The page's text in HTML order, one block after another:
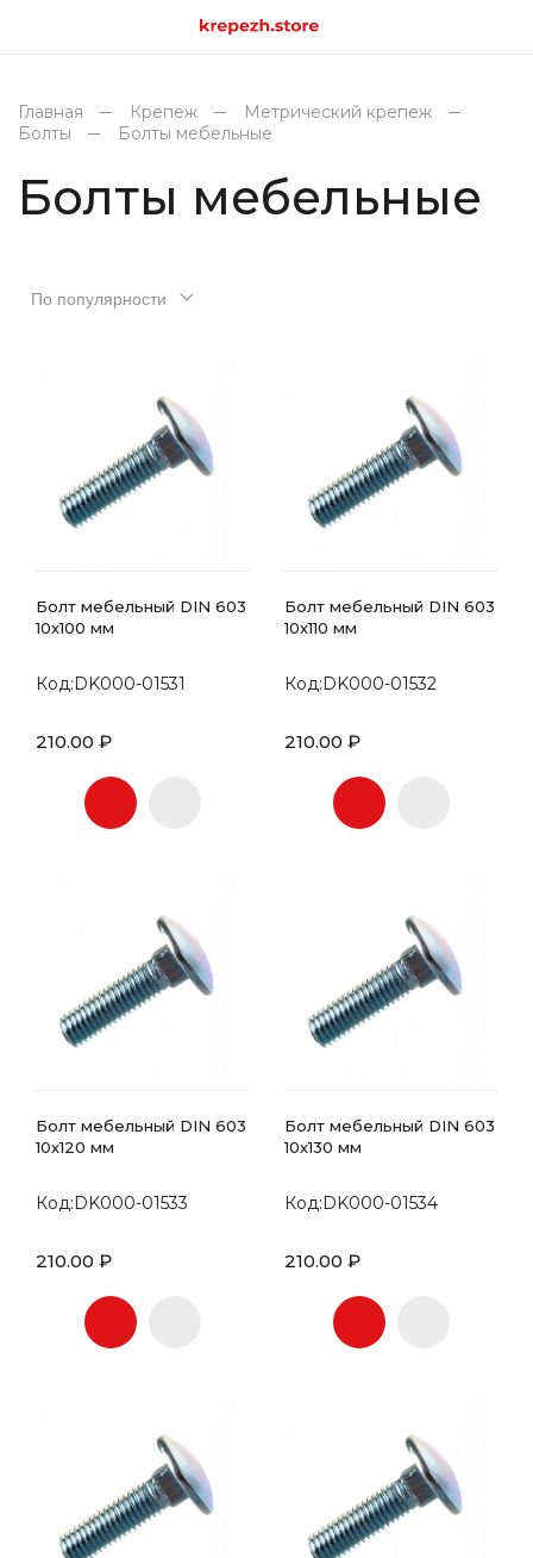
Главная Крепеж
Метрический крепеж
Болты
Болты мебельные
Болты мебельные
По популярности
Болт мебельный DIN 603
10х100 мм
Код:DK000-01531
210.00 ₽
Болт мебельный DIN 603
10х110 мм
Код:DK000-01532
210.00 ₽
Болт мебельный DIN 603
10х120 мм
Код:DK000-01533
210.00 ₽
Болт мебельный DIN 603
10х130 мм
Код:DK000-01534
210.00 ₽